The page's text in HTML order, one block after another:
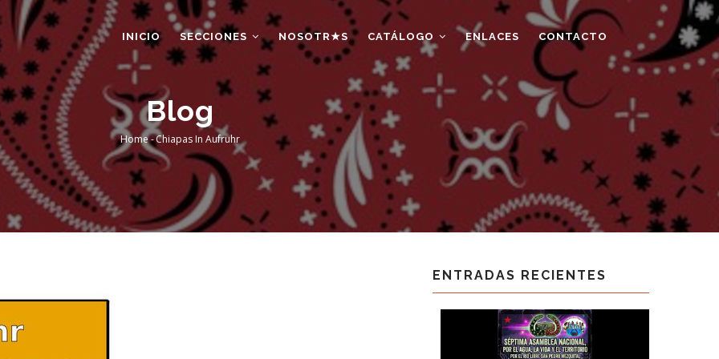
INICIO SECCIONES NOSOTR★S CATÁLOGO ENLACES CONTACTO
Blog
Breadcrumb
Home-Chiapas In Aufruhr
ENTRADAS RECIENTES